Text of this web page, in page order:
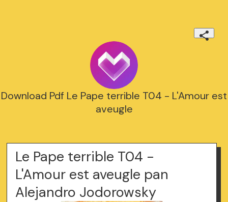
Download Pdf Le Pape terrible T04 - L'Amour est
aveugle
Le Pape terrible T04 -
L'Amour est aveugle pan
Alejandro Jodorowsky